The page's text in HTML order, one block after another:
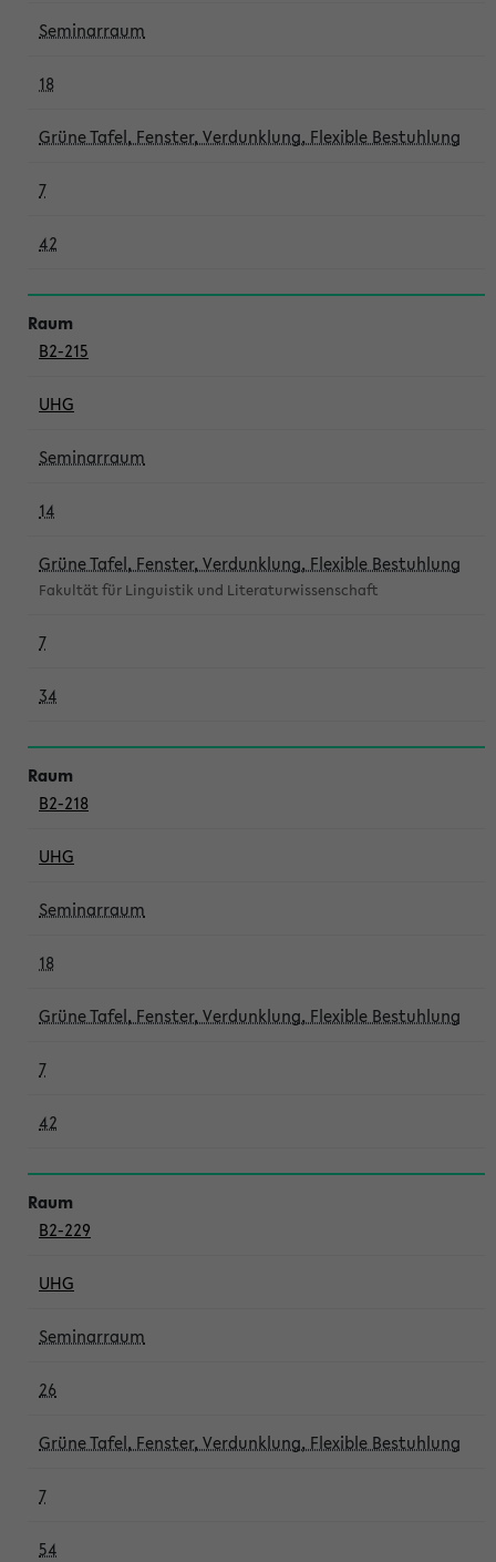
Seminarraum
18
Grüne Tafel, Fenster, Verdunklung, Flexible Bestuhlung
7
42
B2-215
UHG
Seminarraum
14
Grüne Tafel, Fenster, Verdunklung, Flexible Bestuhlung
Fakultät für Linguistik und Literaturwissenschaft
7
34
B2-218
UHG
Seminarraum
18
Grüne Tafel, Fenster, Verdunklung, Flexible Bestuhlung
7
42
B2-229
UHG
Seminarraum
26
Grüne Tafel, Fenster, Verdunklung, Flexible Bestuhlung
7
54